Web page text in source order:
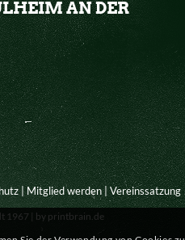
AN DER
|Mitglied werden|Vereinssatzung
1967 | by printbrain.de